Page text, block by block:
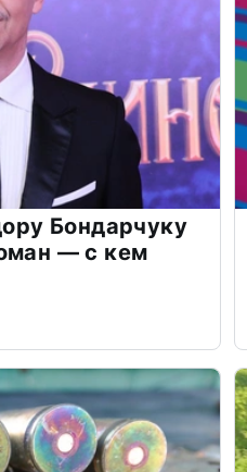
Бондарчуку
— с кем